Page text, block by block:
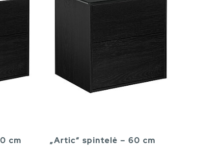
cm
„Artic“ spintelė – 60 cm